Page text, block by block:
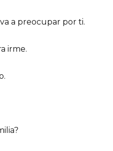
va a preocupar por ti.
irme.